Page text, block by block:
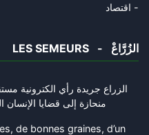
ما وراء الأكمة
السيناريو المتشائم
اقتصاد -
LES SEMEURS - الزُرَّاعْ
الزراع جريدة رأي الكترونية
منحازة إلى قضايا
de bonnes graines, d’un